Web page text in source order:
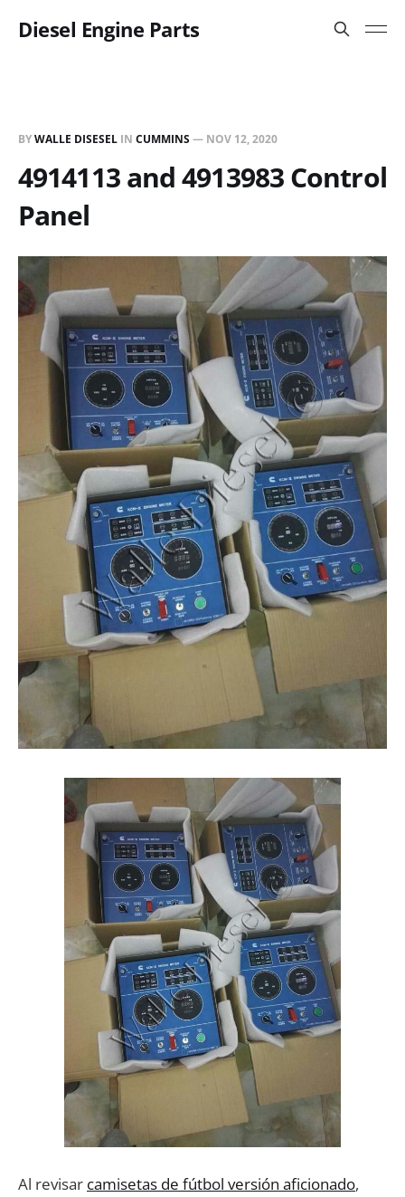
Diesel Engine Parts
BYWALLE DISESEL IN CUMMINS— NOV 12, 2020
4914113 and 4913983 Control
Panel
Al revisar camisetas de fútbol versión aficionado,